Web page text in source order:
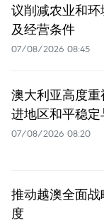
议削减农业和
及经营条件
07/08/2026 08:45
澳大利亚高度
进地区和平稳
07/08/2026 08:20
推动越澳全面
度